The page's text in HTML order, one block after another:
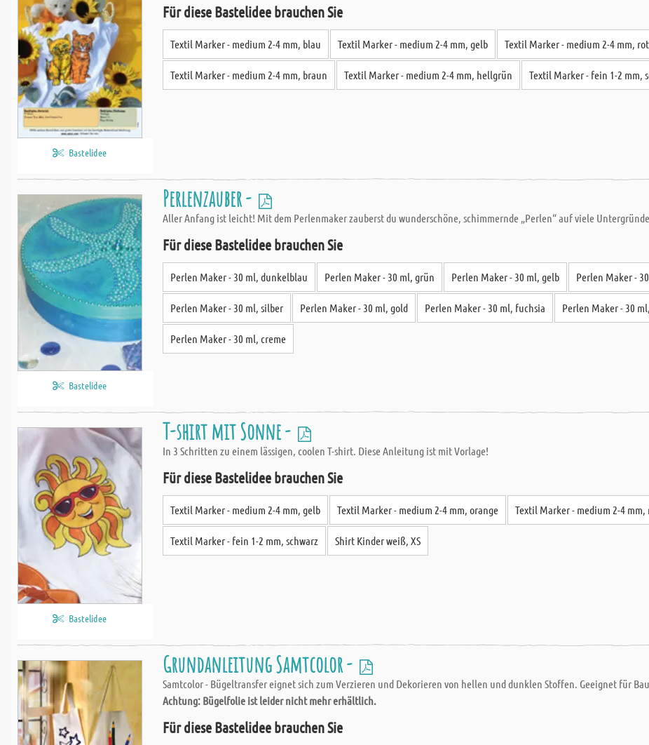
Bastelidee
Für diese Bastelidee brauchen Sie
Textil Marker - medium 2-4 mm, blau Textil Marker - medium 2-4 mm, gelb Textil Marker - medium 2-4 mm, rot
Textil Marker - medium 2-4 mm, braun Textil Marker - medium 2-4 mm, hellgrün Textil Marker - fein 1-2 mm,
Bastelidee
Perlenzauber -
Aller Anfang ist leicht! Mit dem Perlenmaker zauberst du wunderschöne, schimmernde „Perlen“ auf viele
Für diese Bastelidee brauchen Sie
Perlen Maker - 30 ml, dunkelblau Perlen Maker - 30 ml, grün Perlen Maker - 30 ml, gelb Perlen Maker -
Perlen Maker - 30 ml, silber Perlen Maker - 30 ml, gold Perlen Maker - 30 ml, fuchsia Perlen Maker - 30
Perlen Maker - 30 ml, creme
Bastelidee
T-shirt mit Sonne -
In 3 Schritten zu einem lässigen, coolen T-shirt. Diese Anleitung ist mit Vorlage!
Für diese Bastelidee brauchen Sie
Textil Marker - medium 2-4 mm, gelb Textil Marker - medium 2-4 mm, orange Textil Marker - medium 2-4 mm,
Textil Marker - fein 1-2 mm, schwarz Shirt Kinder weiß, XS
Grundanleitung Samtcolor -
Samtcolor - Bügeltransfer eignet sich zum Verzieren und Dekorieren von hellen und dunklen Stoffen. Geeignet für
Achtung: Bügelfolie ist leider nicht mehr erhältlich.
Für diese Bastelidee brauchen Sie